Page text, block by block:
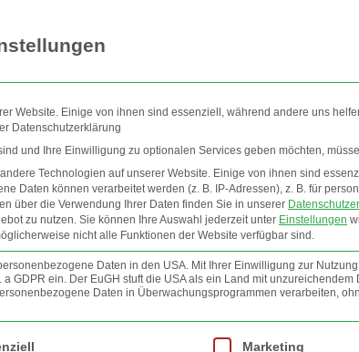
HOME EVENTS FOTOS VIDEO INFOS
INSTAGRAM.COM/KAI.BEHRENDT
Website. Einige von ihnen sind essenziell, während andere uns
Datenschutzerklärung
und Ihre Einwilligung zu optionalen Services geben möchten,
Technologien auf unserer Website. Einige von ihnen sind
Daten können verarbeitet werden (z. B. IP-Adressen), z. B. für
über die Verwendung Ihrer Daten finden Sie in unserer
zu nutzen. Sie können Ihre Auswahl jederzeit unter Einstellungen
nicht alle Funktionen der Website verfügbar sind.
Daten in den USA. Mit Ihrer Einwilligung zur
a GDPR ein. Der EuGH stuft die USA als ein Land mit
Daten in Überwachungsprogrammen verarbeiten,
Gruppen, für die eine Einwilligung erteilt werden kann. Die
Marketing